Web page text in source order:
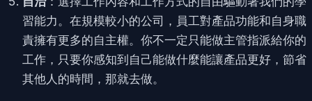
習能力。在規模較小的公司，員工對產品功能和自身職
責擁有更多的自主權。你不一定只能做主管指派給你的
工作，只要你感知到自己能做什麼能讓產品更好，節省
其他人的時間，那就去做。